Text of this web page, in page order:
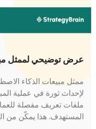
عرض توضيحي لممثل
ممثل مبيعات الذكاء
لإحداث ثورة في عملية
ملفات تعريف مفصلة
المستهدف. هذا يمكّن من